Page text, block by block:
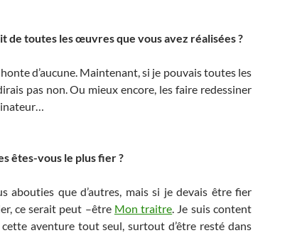
de toutes les œuvres que vous avez réalisées ?
honte d’aucune. Maintenant, si je pouvais toutes les
pas non. Ou mieux encore, les faire redessiner
êtes-vous le plus fier ?
abouties que d’autres, mais si je devais être fier
ce serait peut –être Mon traitre. Je suis content
cette aventure tout seul, surtout d’être resté dans